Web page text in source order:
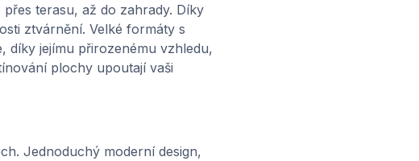
terasu, až do zahrady. Díky
ztvárnění. Velké formáty s
díky jejímu přirozenému vzhledu,
plochy upoutají vaši
Jednoduchý moderní design,